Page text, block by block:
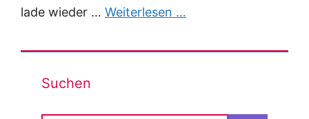
lade wieder … Weiterlesen …
Suchen